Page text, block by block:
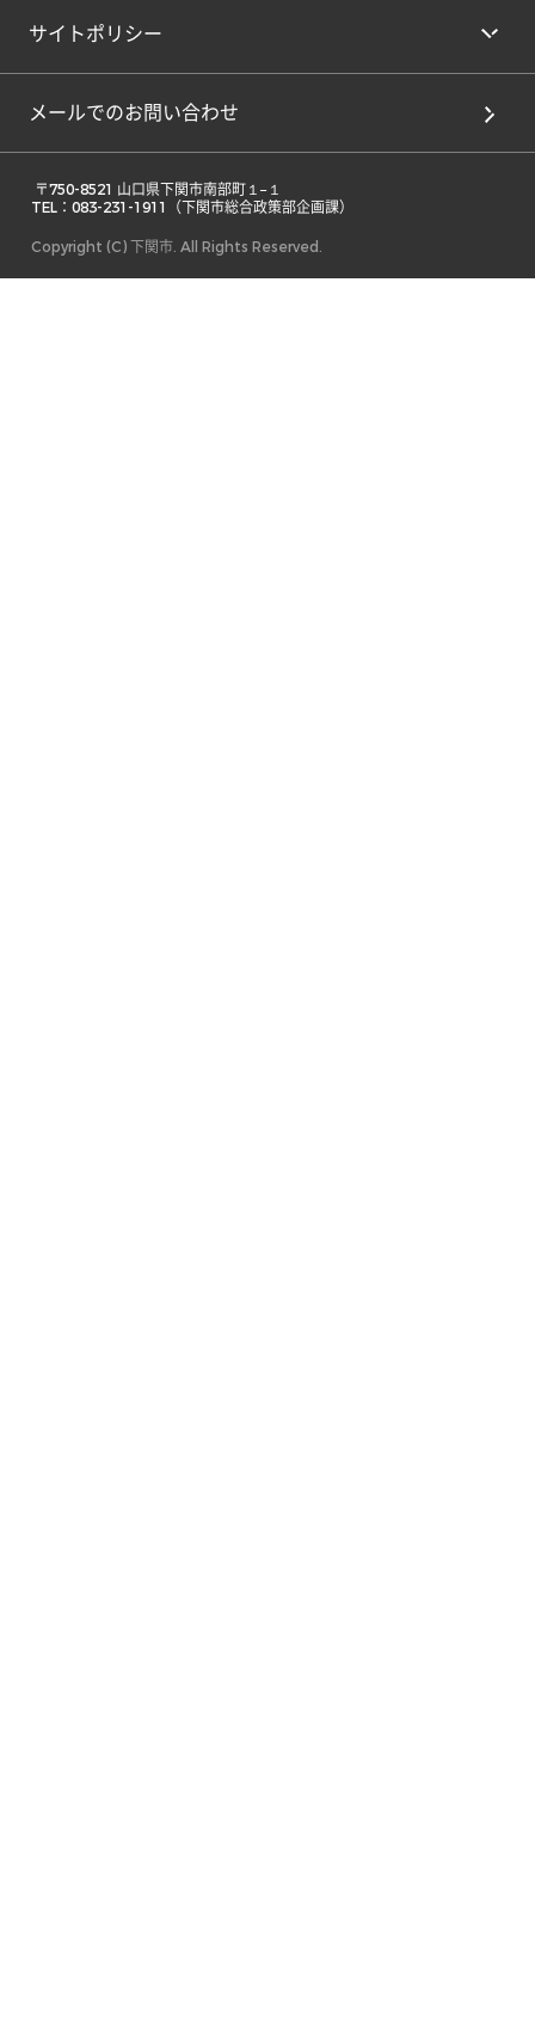
サイトポリシー
メールでのお問い合わせ
TEL：083-231-1911（下関市総合政策部企画課）
Copyright (C) 下関市. All Rights Reserved.